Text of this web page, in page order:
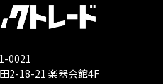
0021
2-18-21 楽器会館4F